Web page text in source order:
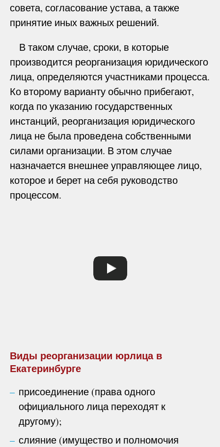
совета, согласование устава, а также
принятие иных важных решений.
В таком случае, сроки, в которые
производится реорганизация юридического
лица, определяются участниками процесса.
Ко второму варианту обычно прибегают,
когда по указанию государственных
инстанций, реорганизация юридического
лица не была проведена собственными
силами организации. В этом случае
назначается внешнее управляющее лицо,
которое и берет на себя руководство
процессом.
Виды реорганизации юрлица в
Екатеринбурге
присоединение (права одного
официального лица переходят к
другому);
слияние (имущество и полномочия